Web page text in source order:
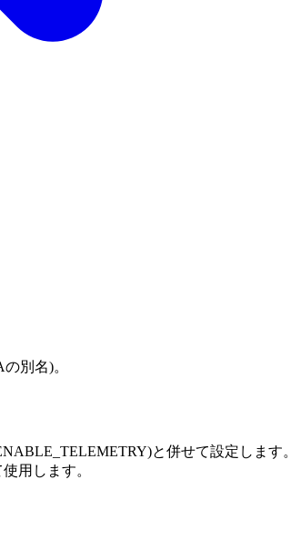
別名)。
と併せて設定します。
用します。